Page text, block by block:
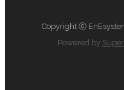
Copyright ⓒ
Powered by